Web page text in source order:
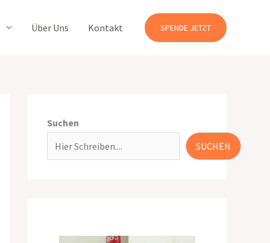
Über Uns Kontakt SPENDE JETZT
Suchen
SUCHEN